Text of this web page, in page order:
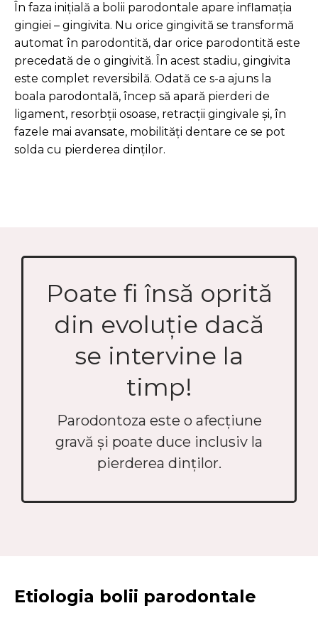
În faza inițială a bolii parodontale apare inflamația
gingiei – gingivita. Nu orice gingivită se transformă
automat în parodontită, dar orice parodontită este
precedată de o gingivită. În acest stadiu, gingivita
este complet reversibilă. Odată ce s-a ajuns la
boala parodontală, încep să apară pierderi de
ligament, resorbții osoase, retracții gingivale și, în
fazele mai avansate, mobilități dentare ce se pot
solda cu pierderea dinților.
Poate fi însă oprită
din evoluție dacă
se intervine la
timp!
Parodontoza este o afecțiune
gravă și poate duce inclusiv la
pierderea dinților.
Etiologia bolii parodontale